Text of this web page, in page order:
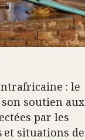
: le
soutien aux
par les
et situations de